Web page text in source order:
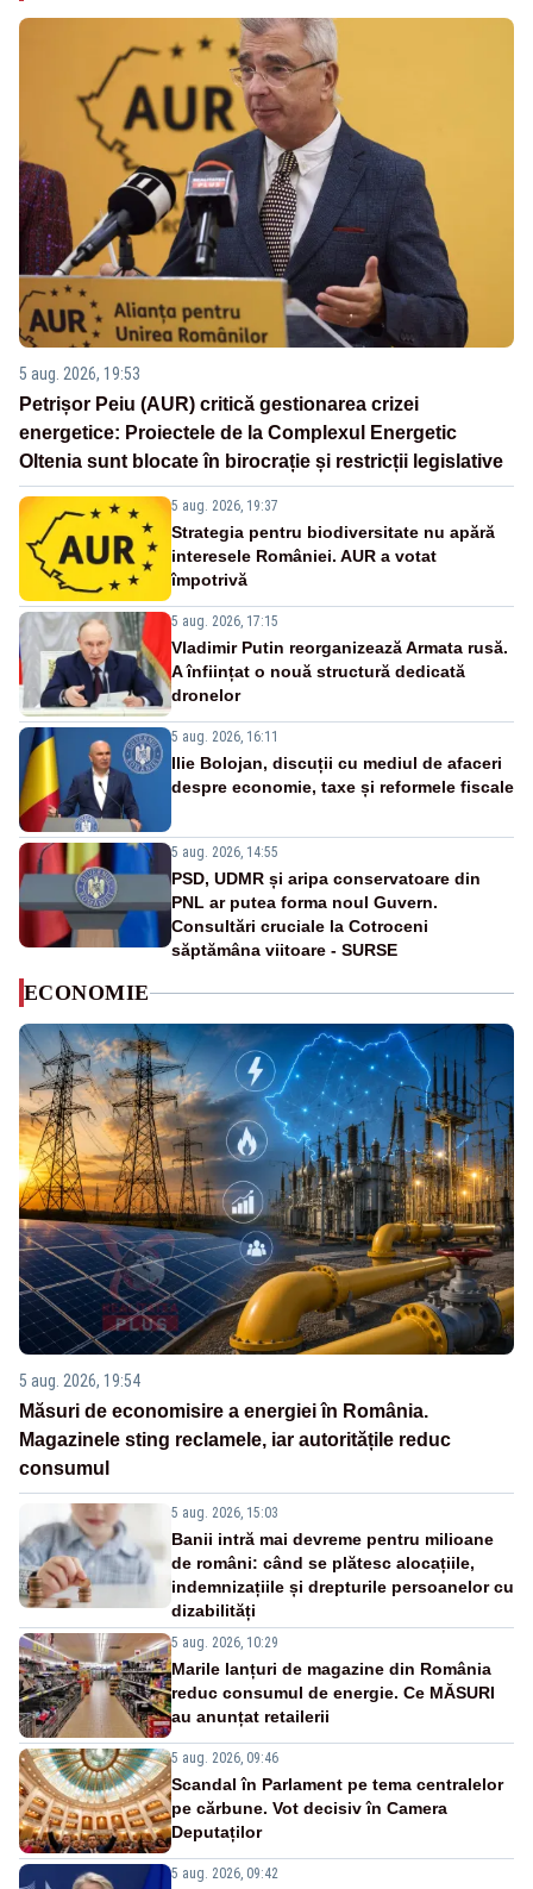
5 aug. 2026, 19:53
Petrișor Peiu (AUR) critică gestionarea crizei
energetice: Proiectele de la Complexul Energetic
Oltenia sunt blocate în birocrație și restricții legislative
5 aug. 2026, 19:37
Strategia pentru biodiversitate nu apără
interesele României. AUR a votat
împotrivă
5 aug. 2026, 17:15
Vladimir Putin reorganizează Armata rusă.
A înființat o nouă structură dedicată
dronelor
5 aug. 2026, 16:11
Ilie Bolojan, discuții cu mediul de afaceri
despre economie, taxe și reformele fiscale
5 aug. 2026, 14:55
PSD, UDMR și aripa conservatoare din
PNL ar putea forma noul Guvern.
Consultări cruciale la Cotroceni
săptămâna viitoare - SURSE
ECONOMIE
5 aug. 2026, 19:54
Măsuri de economisire a energiei în România.
Magazinele sting reclamele, iar autoritățile reduc
consumul
5 aug. 2026, 15:03
Banii intră mai devreme pentru milioane
de români: când se plătesc alocațiile,
indemnizațiile și drepturile persoanelor cu
dizabilități
5 aug. 2026, 10:29
Marile lanțuri de magazine din România
reduc consumul de energie. Ce MĂSURI
au anunțat retailerii
5 aug. 2026, 09:46
Scandal în Parlament pe tema centralelor
pe cărbune. Vot decisiv în Camera
Deputaților
5 aug. 2026, 09:42